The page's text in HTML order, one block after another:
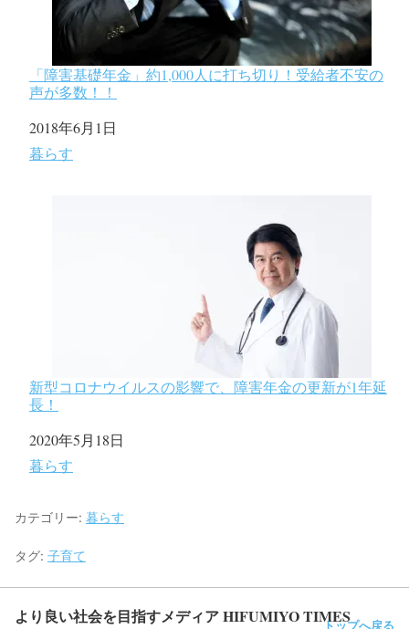
「障害基礎年金」約1,000人に打ち切り！受給者不安の
声が多数！！
日付
2018年6月1日
関連理由
暮らす
新型コロナウイルスの影響で、障害年金の更新が1年延
長！
日付
2020年5月18日
関連理由
暮らす
カテゴリー: 暮らす
タグ: 子育て
より良い社会を目指すメディア HIFUMIYO TIMESトップへ戻る